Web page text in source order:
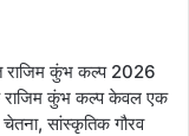
राजिम कुंभ कल्प 2026
राजिम कुंभ कल्प केवल एक
सांस्कृतिक गौरव